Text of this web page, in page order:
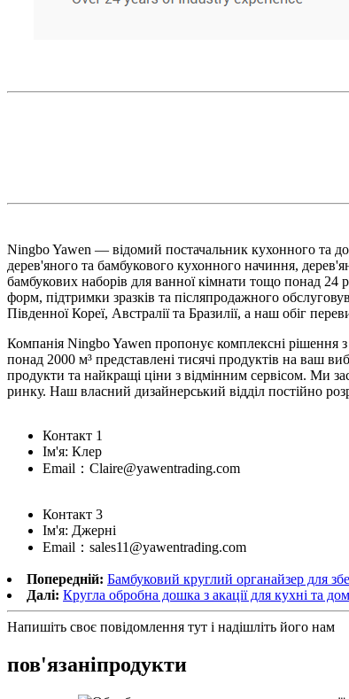
Ningbo Yawen — відомий постачальник кухонного та
дерев'яного та бамбукового кухонного начиння,
бамбукових наборів для ванної кімнати тощо понад 24
форм, підтримки зразків та післяпродажного
Південної Кореї, Австралії та Бразилії, а наш обіг
Компанія Ningbo Yawen пропонує комплексні рішення
понад 2000 м³ представлені тисячі продуктів на ваш
продукти та найкращі ціни з відмінним сервісом. Ми
ринку. Наш власний дизайнерський відділ постійно
Контакт 1
Ім'я: Клер
Email：Claire@yawentrading.com
Контакт 3
Ім'я: Джерні
Email：sales11@yawentrading.com
Попередній: Бамбуковий круглий органайзер для
Далі: Кругла обробна дошка з акації для кухні та
Напишіть своє повідомлення тут і надішліть його нам
пов'язаніпродукти